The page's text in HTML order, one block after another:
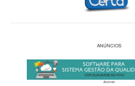
ANÚNCIOS
Anúncio